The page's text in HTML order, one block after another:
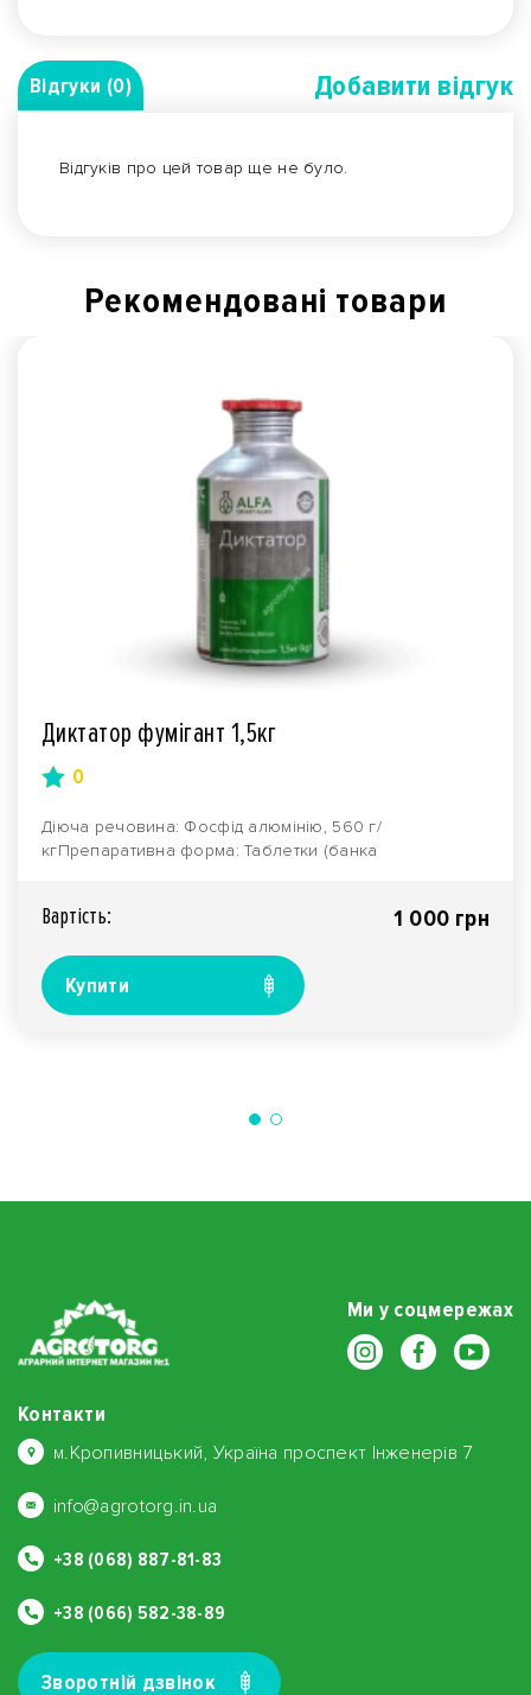
Відгуки (0) Добавити вiдгук
Відгуків про цей товар ще не було.
Рекомендованi товари
Диктатор фумігант 1,5кг
0
Діюча речовина: Фосфід алюмінію, 560 г/
кгПрепаративна форма: Таблетки (банка
Вартiсть: 1 000 грн
Купити
Ми у соцмережах
Контакти
м.Кропивницький, Україна проспект Інженерів 7
info@agrotorg.in.ua
+38 (068) 887-81-83
+38 (066) 582-38-89
Зворотнiй дзвiнок